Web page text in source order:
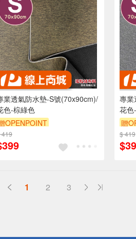
業透氣防水墊-S號(70x90cm)/
色-棕綠色
OPENPOINT
訂單滿 2000 元折抵 100元
（運費不算在 2000 元的範圍
419
專業
花色
贈
（
$ 419
1 2 3